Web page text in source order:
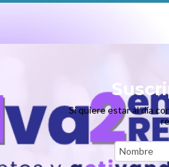
Si quiere estar al día